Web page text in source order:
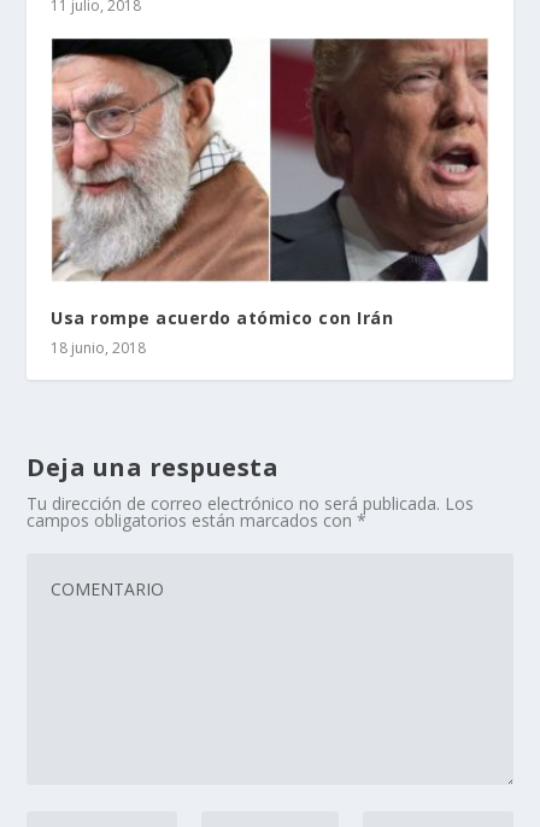
11 julio, 2018
Usa rompe acuerdo atómico con Irán
18 junio, 2018
Deja una respuesta
Tu dirección de correo electrónico no será publicada. Los
campos obligatorios están marcados con*